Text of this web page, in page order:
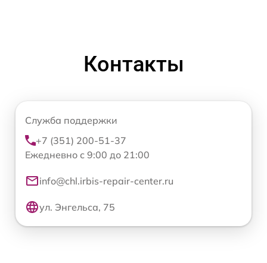
Контакты
Служба поддержки
+7 (351) 200-51-37
Ежедневно с 9:00 до 21:00
info@chl.irbis-repair-center.ru
ул. Энгельса, 75